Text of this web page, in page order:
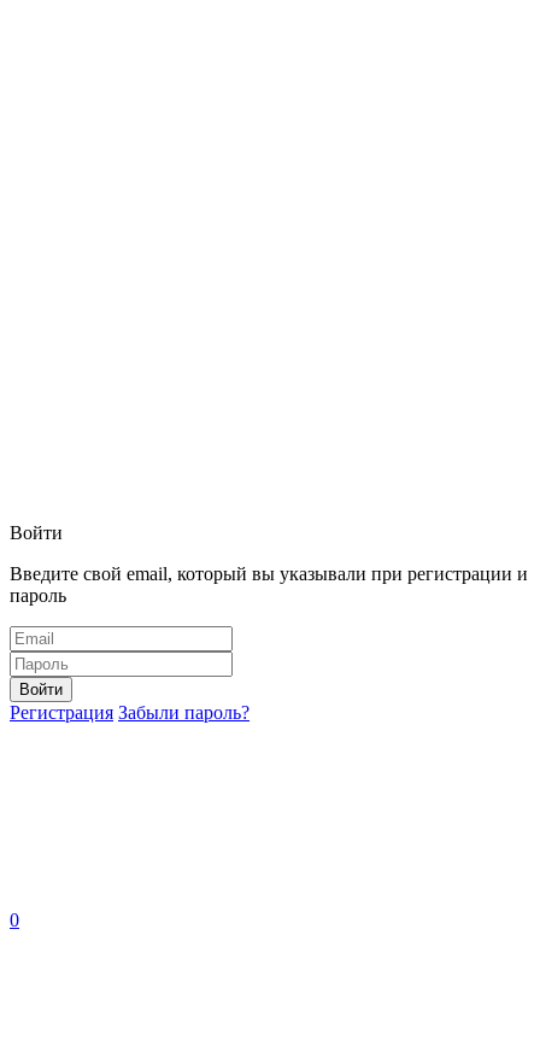
Войти
Введите свой email, который вы указывали при регистрации и
пароль
Войти
Регистрация Забыли пароль?
0